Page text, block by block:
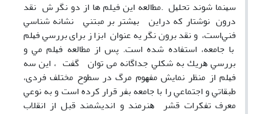
ﺳﻴﻨﻤﺎ ﺷﻮﻧﺪ ﺗﺤﻠﻴﻞ .ﻣﻄالعه اﻳﻦ فیلم ها از دو ﻧﮕﺮ ش ﻧﻘﺪ
درون ﻧﻮﺷﺘﺎر ﻛﻪ دراﻳﻦ ﺑﻴﺸﺘﺮ ﺑﺮ ﻣﺒﺘﻨﻲ ﻧﺸﺎﻧﻪ ﺷﻨﺎﺳﻲ
ﻓﻨﻲاﺳﺖ، و ﻧﻘﺪ ﺑﺮون ﻧﮕﺮ یه ﻋﻨﻮان اﺑﺰا ز ﺑﺮای ﺑﺮرﺳﻲ ﻓﻴﻠﻢ
ﺑﺎ ﺟﺎﻣﻌﻪ، اﺳﺘﻔﺎده شده است. ﭘﺲ از ﻣﻄﺎﻟﻌﻪ ﻓﻴﻠﻢ ﻣﻲ و
ﺑﺮرﺳﻲ ﻫﺮﻳﻚ ﺑﻪ ﺷﻜﻠﻲ ﺟﺪاﮔﺎﻧﻪ می توان ﮔﻔﺖ ، اﻳﻦ ﺳﻪ
ﻓﻴﻠﻢ از ﻣﻨﻈﺮ ﻧﻤﺎﻳﺶ ﻣﻔﻬﻮم ﻣﺮگ در ﺳﻄﻮح ﻣﺨﺘﻠﻒ ﻓﺮدی،
ﻃﺒﻘﺎﺗﻲ و اﺟﺘﻤﺎﻋﻲ را با جامعه بفر قرار کرده است و ﺑﻪ ﻧﻮﻋﻲ
ﻣﻌﺮف ﺗﻔﻜﺮات ﻗﺸﺮ ﻫﻨﺮﻣﻨﺪ و اﻧﺪﻳﺸﻤﻨﺪ ﻗﺒﻞ از اﻧﻘﻼب